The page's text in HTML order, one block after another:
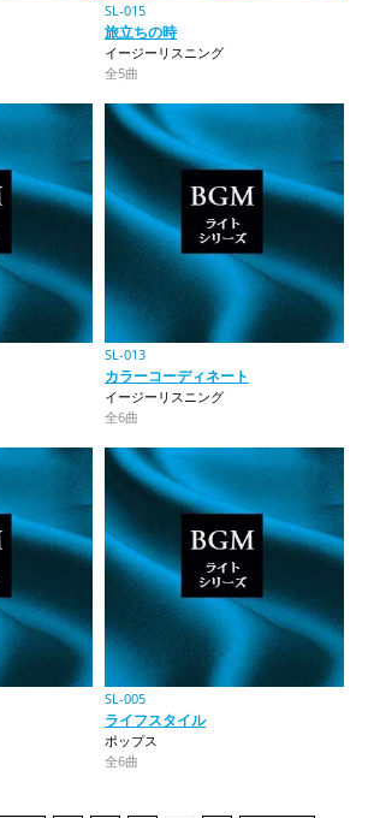
SL-015
旅立ちの時
イージーリスニング
全5曲
SL-013
カラーコーディネート
イージーリスニング
全6曲
SL-005
ライフスタイル
ポップス
全6曲